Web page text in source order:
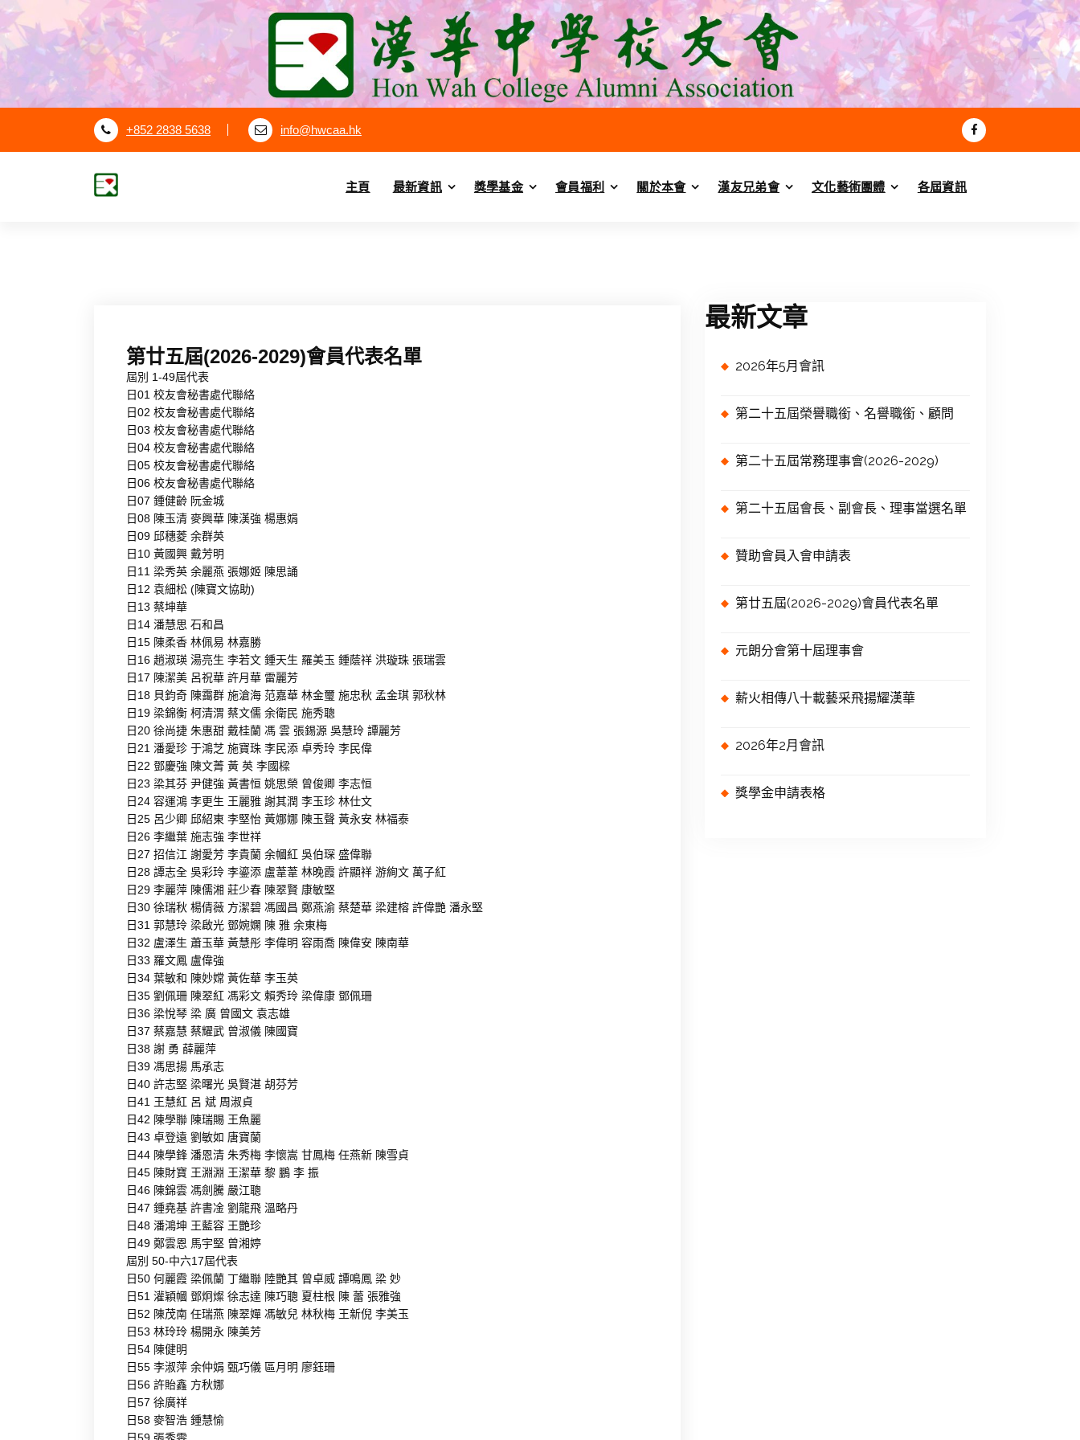
S
o
+852 2838 5638 info@hwcaa.hk
主頁 最新資訊 獎學基金 會員福利 關於本會 漢友兄弟會 文化藝術團體 各屆資訊
第廿五屆(2026-2029)會員代表名單
屆別 1-49屆代表
日01 校友會秘書處代聯絡
日02 校友會秘書處代聯絡
日03 校友會秘書處代聯絡
日04 校友會秘書處代聯絡
日05 校友會秘書處代聯絡
日06 校友會秘書處代聯絡
日07 鍾健齡 阮金城
日08 陳玉清 麥興華 陳漢強 楊惠娟
日09 邱穗菱 余群英
日10 黃國興 戴芳明
日11 梁秀英 余麗燕 張娜姬 陳思誦
日12 袁細松 (陳寶文協助)
日13 蔡坤華
日14 潘慧思 石和昌
日15 陳柔香 林佩易 林嘉勝
日16 趙淑瑛 湯亮生 李若文 鍾天生 羅美玉 鍾蔭祥 洪璇珠 張瑞雲
日17 陳潔美 呂祝華 許月華 雷麗芳
日18 貝鈞奇 陳靄群 施滄海 范嘉華 林金璽 施忠秋 孟金琪 郭秋林
日19 梁錦衡 柯清渭 蔡文儒 余衛民 施秀聰
日20 徐尚捷 朱惠甜 戴桂蘭 馮 雲 張錫源 吳慧玲 譚麗芳
日21 潘愛珍 于鴻芝 施寶珠 李民添 卓秀玲 李民偉
日22 鄧慶強 陳文菁 黃 英 李國樑
日23 梁其芬 尹健強 黃書恒 姚思榮 曾俊卿 李志恒
日24 容運鴻 李更生 王麗雅 謝其潤 李玉珍 林仕文
日25 呂少卿 邱紹東 李堅怡 黃娜娜 陳玉聲 黃永安 林福泰
日26 李繼葉 施志強 李世祥
日27 招信江 謝愛芳 李貴蘭 余幗紅 吳伯琛 盛偉聯
日28 譚志全 吳彩玲 李鎏添 盧葦葦 林晚霞 許顯祥 游絢文 萬子紅
日29 李麗萍 陳儒湘 莊少春 陳翠賢 康敏堅
日30 徐瑞秋 楊倩薇 方潔碧 馮國昌 鄭燕渝 蔡楚華 梁建榕 許偉艷 潘永堅
日31 郭慧玲 梁啟光 鄧婉嫻 陳 雅 余東梅
日32 盧澤生 蕭玉華 黃慧彤 李偉明 容雨喬 陳偉安 陳南華
日33 羅文鳳 盧偉強
日34 葉敏和 陳妙嫦 黃佐華 李玉英
日35 劉佩珊 陳翠紅 馮彩文 賴秀玲 梁偉康 鄧佩珊
日36 梁悅琴 梁 廣 曾國文 袁志雄
日37 蔡嘉慧 蔡耀武 曾淑儀 陳國寶
日38 謝 勇 薛麗萍
日39 馮思揚 馬承志
日40 許志堅 梁曙光 吳賢湛 胡芬芳
日41 王慧紅 呂 斌 周淑貞
日42 陳學聯 陳瑞賜 王魚麗
日43 卓登遠 劉敏如 唐寶蘭
日44 陳學鋒 潘恩清 朱秀梅 李懷嵩 甘鳳梅 任燕新 陳雪貞
日45 陳財寶 王淵淵 王潔華 黎 鵬 李 振
日46 陳錦雲 馮劍騰 嚴江聰
日47 鍾堯基 許書凎 劉龍飛 溫略丹
日48 潘鴻坤 王藍容 王艷珍
日49 鄭雲恩 馬宇堅 曾湘婷
屆別 50-中六17屆代表
日50 何麗霞 梁佩蘭 丁繼聯 陸艷其 曾卓威 譚鳴鳳 梁 妙
日51 灌穎幗 鄧炯燦 徐志達 陳巧聰 夏柱根 陳 蕾 張雅強
日52 陳茂南 任瑞燕 陳翠嬋 馮敏兒 林秋梅 王新倪 李美玉
日53 林玲玲 楊開永 陳美芳
日54 陳健明
日55 李淑萍 余仲娟 甄巧儀 區月明 廖鈺珊
日56 許貽鑫 方秋娜
日57 徐廣祥
日58 麥智浩 鍾慧愉
最新文章
2026年5月會訊
第二十五屆榮譽職銜、名譽職銜、顧問
第二十五屆常務理事會(2026-2029)
第二十五屆會長、副會長、理事當選名單
贊助會員入會申請表
第廿五屆(2026-2029)會員代表名單
元朗分會第十屆理事會
薪火相傳八十載藝采飛揚耀漢華
2026年2月會訊
獎學金申請表格